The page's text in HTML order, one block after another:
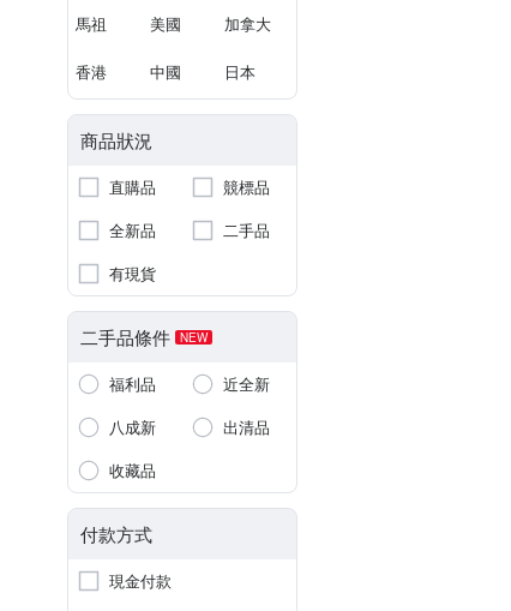
馬祖 美國 加拿大
香港 中國 日本
商品狀況
直購品
競標品
全新品
二手品
有現貨
二手品條件 NEW
福利品
近全新
八成新
出清品
收藏品
付款方式
現金付款